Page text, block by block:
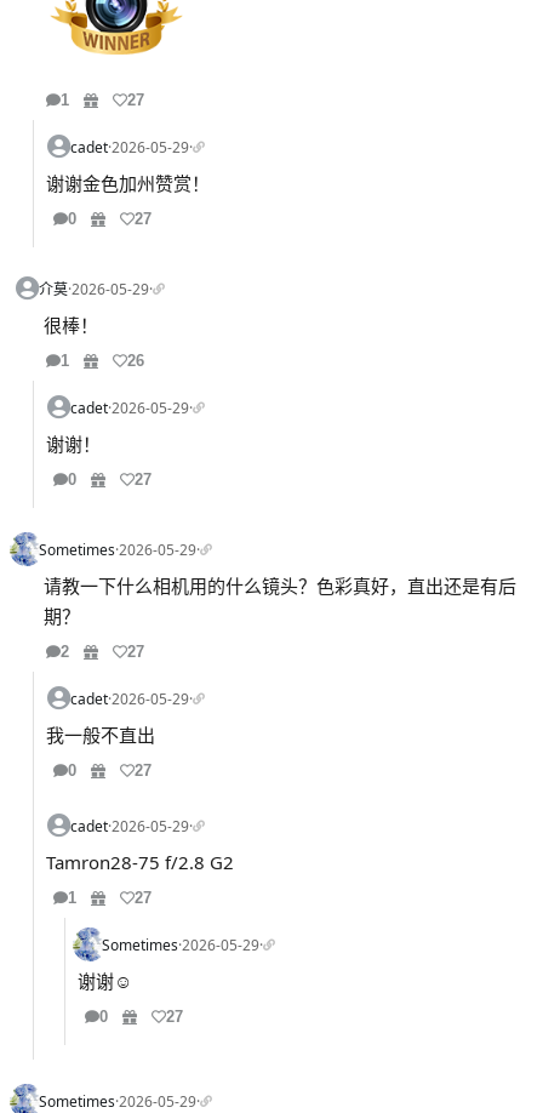
1 27
cadet·2026-05-29·
谢谢金色加州赞赏！
0 27
介莫·2026-05-29·
很棒！
1 26
cadet·2026-05-29·
谢谢！
0 27
Sometimes·2026-05-29·
请教一下什么相机用的什么镜头？色彩真好，直出还是有后
期？
2 27
cadet·2026-05-29·
我一般不直出
0 27
cadet·2026-05-29·
Tamron28-75 f/2.8 G2
1 27
Sometimes·2026-05-29·
谢谢☺️
0 27
Sometimes·2026-05-29·